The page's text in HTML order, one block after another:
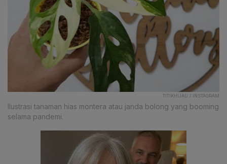
TITIKHIJAU / INSTAGRAM
Ilustrasi tanaman hias montera atau janda bolong yang booming
selama pandemi.